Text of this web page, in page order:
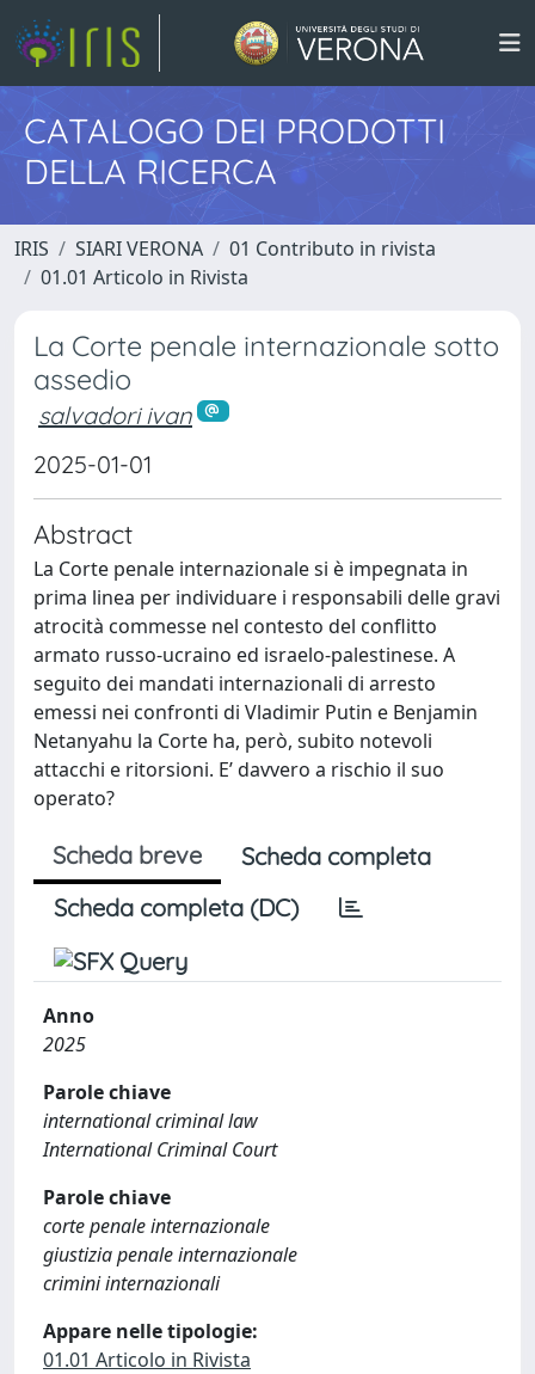
CATALOGO DEI PRODOTTI
DELLA RICERCA
IRIS SIARI VERONA
01 Contributo in rivista
01.01 Articolo in Rivista
La Corte penale internazionale sotto
assedio
salvadori ivan
2025-01-01
Abstract
La Corte penale internazionale si è impegnata in
prima linea per individuare i responsabili delle gravi
atrocità commesse nel contesto del conflitto
armato russo-ucraino ed israelo-palestinese. A
seguito dei mandati internazionali di arresto
emessi nei confronti di Vladimir Putin e Benjamin
Netanyahu la Corte ha, però, subito notevoli
attacchi e ritorsioni. E’ davvero a rischio il suo
operato?
Scheda breve
Scheda completa
Scheda completa (DC)
Anno
2025
Parole chiave
international criminal law
International Criminal Court
Parole chiave
corte penale internazionale
giustizia penale internazionale
crimini internazionali
Appare nelle tipologie:
01.01 Articolo in Rivista